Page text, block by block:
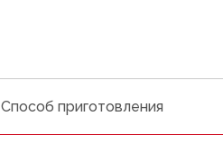
Способ приготовления